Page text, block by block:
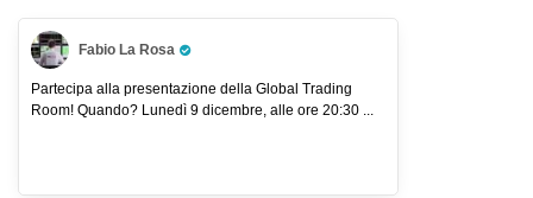
Fabio La Rosa
Pro Trader
Partecipa alla presentazione della Global Trading
Room! Quando? Lunedì 9 dicembre, alle ore 20:30 ...